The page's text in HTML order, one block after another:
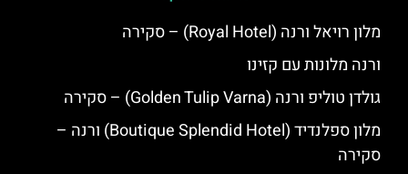
מלון רויאל ורנה (Royal Hotel) – סקירה
ורנה מלונות עם קזינו
גולדן טוליפ ורנה (Golden Tulip Varna) – סקירה
מלון ספלנדיד (Boutique Splendid Hotel) ורנה –
סקירה